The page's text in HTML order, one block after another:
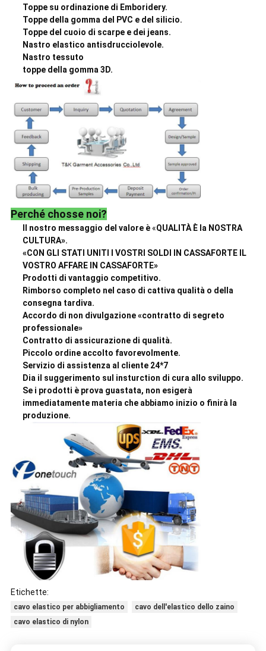
Toppe su ordinazione di Emboridery.
Toppe della gomma del PVC e del silicio.
Toppe del cuoio di scarpe e dei jeans.
Nastro elastico antisdrucciolevole.
Nastro tessuto
toppe della gomma 3D.
Perché chosse noi?
Il nostro messaggio del valore è«QUALITÀ È la NOSTRA
CULTURA».
«CON GLI STATI UNITI I VOSTRI SOLDI IN CASSAFORTE IL
VOSTRO AFFARE IN CASSAFORTE»
Prodotti di vantaggio competitivo.
Rimborso completo nel caso di cattiva qualità o della
consegna tardiva.
Accordo di non divulgazione «contratto di segreto
professionale»
Contratto di assicurazione di qualità.
Piccolo ordine accolto favorevolmente.
Servizio di assistenza al cliente 24*7
Dia il suggerimento sul insturction di cura allo sviluppo.
Se i prodotti è prova guastata, non esigerà
immediatamente materia che abbiamo inizio o finirà la
produzione.
Etichette:
cavo elastico per abbigliamento
cavo dell'elastico dello zaino
cavo elastico di nylon